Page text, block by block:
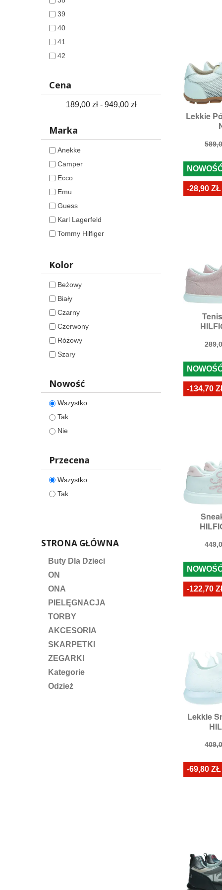
39
40
41
42
Cena
189,00 zł - 949,00 zł
Marka
Anekke
Camper
Ecco
Emu
Guess
Karl Lagerfeld
Tommy Hilfiger
Kolor
Beżowy
Biały
Czarny
Czerwony
Różowy
Szary
Nowość
Wszystko
Tak
Nie
Przecena
Wszystko
Tak
STRONA GŁÓWNA
Buty Dla Dzieci
ON
ONA
PIELĘGNACJA
TORBY
AKCESORIA
SKARPETKI
ZEGARKI
Kategorie
Odzież
Lekkie


-28,90 ZŁ

-134,70
Lekkie

-122,70
-69,80 ZŁ